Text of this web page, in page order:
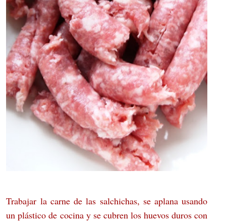
Trabajar la carne de las salchichas, se aplana usando
un plástico de cocina y se cubren los huevos duros con